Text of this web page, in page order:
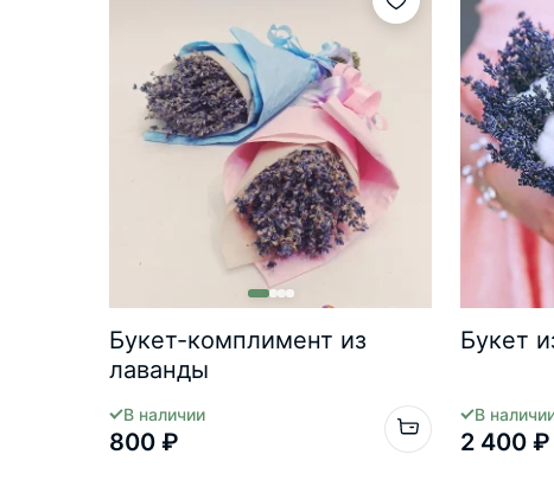
Букет-комплимент из
лаванды
В наличии
800 ₽
Букет
В
2 400 ₽